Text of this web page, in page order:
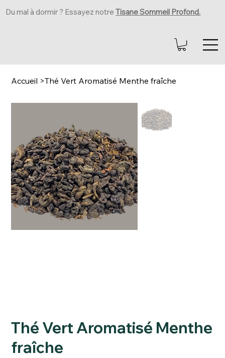
Du mal à dormir ? Essayez notreTisane Sommeil Profond.
Accueil >Thé Vert Aromatisé Menthe fraîche
Thé Vert Aromatisé Menthe
fraîche